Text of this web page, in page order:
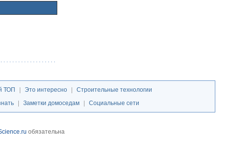
ТОП Это интересно
Строительные технологии
Заметки домоседам Социальные сети
обязательна